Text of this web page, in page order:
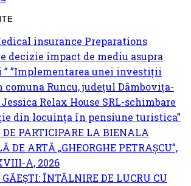
insurance Preparations
decizie impact de mediu asupra
”Implementarea unei investiții
Runcu, județul Dâmbovița-
Relax House SRL-schimbare
din locuința în pensiune turistica”
PARTICIPARE LA BIENALA
DE ARTĂ „GHEORGHE PETRAȘCU”,
A, 2026
ÎNTÂLNIRE DE LUCRU CU